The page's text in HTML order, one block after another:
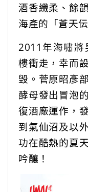
酒香纖柔、餘
海產的「蒼天伝
2011年海嘯將
樓衝走，幸而
毁。菅原昭彥
酵母發出冒泡
復酒廠運作，
到氣仙沼及以
功在酷熱的夏
吟釀！